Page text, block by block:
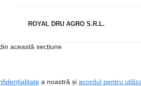
ROYAL DRU AGRO S.R.L.
această secțiune
a noastră și acordul pentru